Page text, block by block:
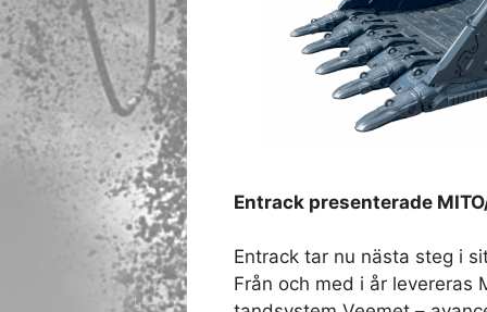
Entrack presenterade
Entrack tar nu nästa steg i
Från och med i år levereras